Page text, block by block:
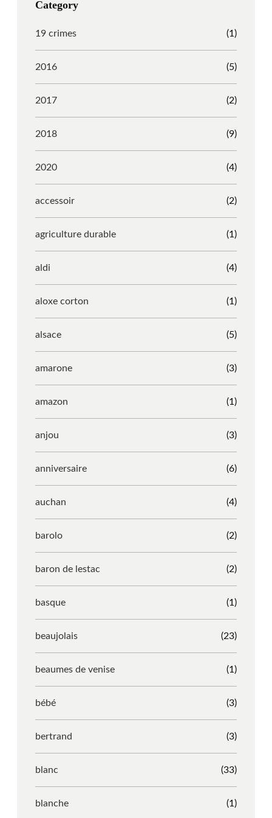
r
m
o
Category
19 crimes (1)
2016 (5)
2017 (2)
2018 (9)
2020 (4)
accessoir (2)
agriculture durable (1)
aldi (4)
aloxe corton (1)
alsace (5)
amarone (3)
amazon (1)
anjou (3)
anniversaire (6)
auchan (4)
barolo (2)
baron de lestac (2)
basque (1)
beaujolais (23)
beaumes de venise (1)
bébé (3)
bertrand (3)
blanc (33)
blanche (1)